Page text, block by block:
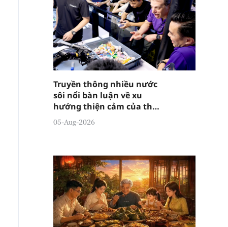
Truyền thông nhiều nước
sôi nổi bàn luận về xu
hướng thiện cảm của thế
giới đối với Trung Quốc
tiếp tục gia tăng
05-Aug-2026